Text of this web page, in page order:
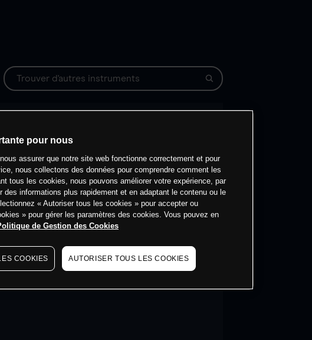
pour nous
assurer que notre site web fonctionne correctement et pour
nous collectons des données pour comprendre comment les
tous les cookies, nous pouvons améliorer votre expérience, par
des informations plus rapidement et en adaptant le contenu ou le
« Autoriser tous les cookies » pour accepter ou
» pour gérer les paramètres des cookies. Vous pouvez en
de Gestion des Cookies
COOKIES AUTORISER TOUS LES COOKIES